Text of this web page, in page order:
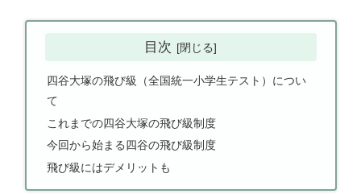
目次
四谷大塚の飛び級（全国統一小学生テスト）につい
て
これまでの四谷大塚の飛び級制度
今回から始まる四谷の飛び級制度
飛び級にはデメリットも